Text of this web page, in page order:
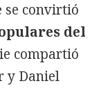
se convirtió
del
compartió
y Daniel